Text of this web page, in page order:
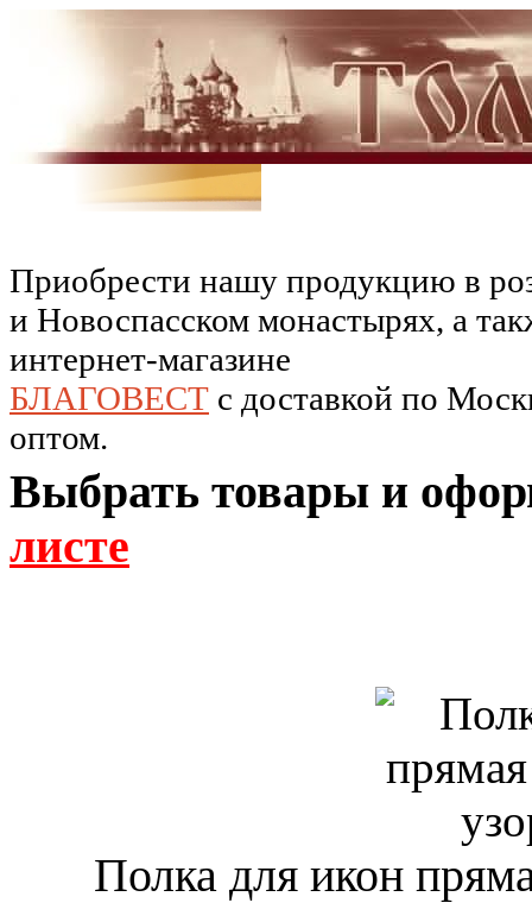
Приобрести нашу продукцию в
и Новоспасском монастырях, а
интернет-магазине
БЛАГОВЕСТ c доставкой по
оптом.
Выбрать товары и
листе
Полка для икон